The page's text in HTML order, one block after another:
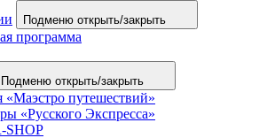
Подменю открыть/закрыть
программа
Подменю открыть/закрыть
«Маэстро путешествий»
«Русского Экспресса»
SHOP